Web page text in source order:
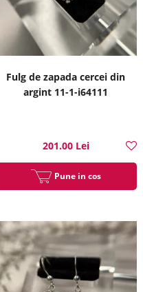
Fulg de zapada cercei din
argint 11-1-i64111
201.00 Lei
Pune in cos